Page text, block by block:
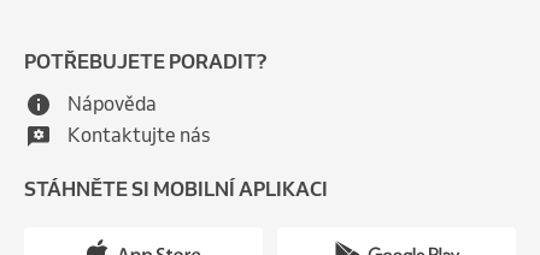
POTŘEBUJETE PORADIT?
Nápověda
Kontaktujte nás
STÁHNĚTE SI MOBILNÍ APLIKACI